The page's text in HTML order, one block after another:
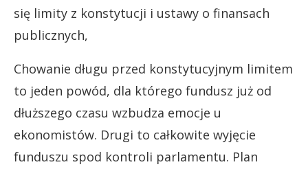
się limity z konstytucji i ustawy o finansach
publicznych,
Chowanie długu przed konstytucyjnym limitem
to jeden powód, dla którego fundusz już od
dłuższego czasu wzbudza emocje u
ekonomistów. Drugi to całkowite wyjęcie
funduszu spod kontroli parlamentu. Plan